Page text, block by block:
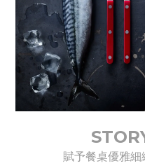
賦予餐桌優雅